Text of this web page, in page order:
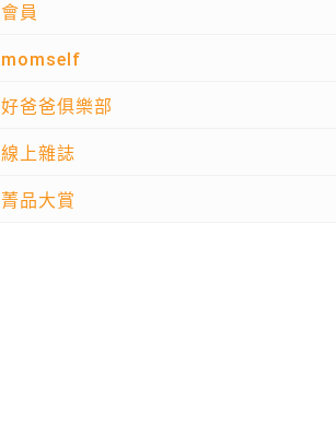
會員
momself
好爸爸俱樂部
線上雜誌
菁品大賞